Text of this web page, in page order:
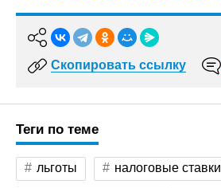
Скопировать ссылку
Теги по теме
льготы налоговые ставки